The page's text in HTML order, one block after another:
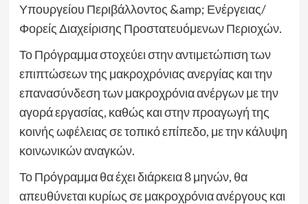
Υπουργείου Περιβάλλοντος &amp; Ενέργειας/
Φορείς Διαχείρισης Προστατευόμενων Περιοχών.
Το Πρόγραμμα στοχεύει στην αντιμετώπιση των
επιπτώσεων της μακροχρόνιας ανεργίας και την
επανασύνδεση των μακροχρόνια ανέργων με την
αγορά εργασίας, καθώς και στην προαγωγή της
κοινής ωφέλειας σε τοπικό επίπεδο, με την κάλυψη
κοινωνικών αναγκών.
Το Πρόγραμμα θα έχει διάρκεια 8 μηνών, θα
απευθύνεται κυρίως σε μακροχρόνια ανέργους και